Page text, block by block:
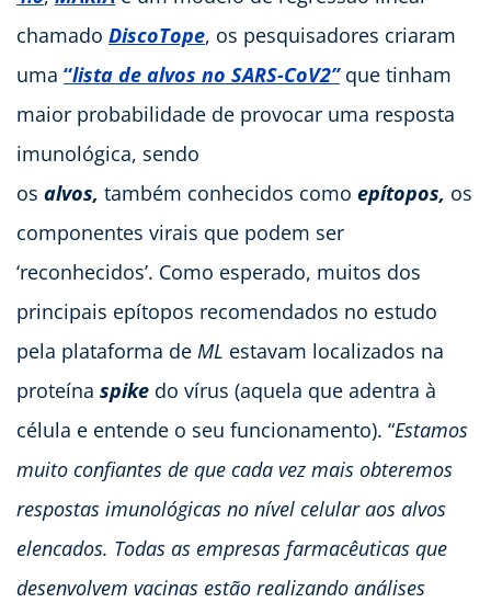
chamado DiscoTope, os pesquisadores criaram
uma “lista de alvos no SARS-CoV2”que tinham
maior probabilidade de provocar uma resposta
imunológica, sendo
os alvos, também conhecidos como epítopos, os
componentes virais que podem ser
‘reconhecidos’. Como esperado, muitos dos
principais epítopos recomendados no estudo
pela plataforma de ML estavam localizados na
proteína spike do vírus (aquela que adentra à
célula e entende o seu funcionamento). “Estamos
muito confiantes de que cada vez mais obteremos
respostas imunológicas no nível celular aos alvos
elencados. Todas as empresas farmacêuticas que
desenvolvem vacinas estão realizando análises